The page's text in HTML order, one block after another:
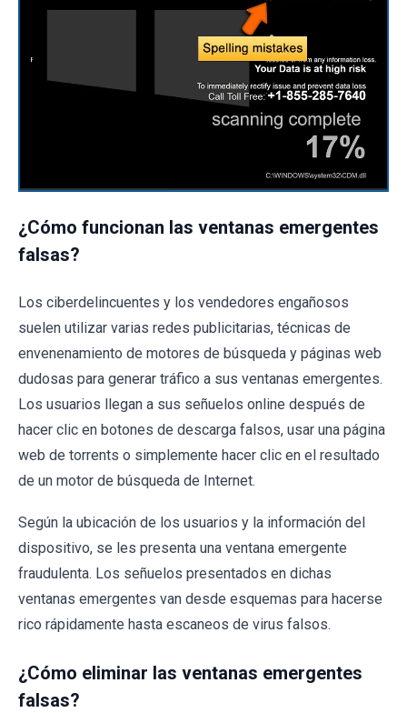
¿Cómo funcionan las ventanas emergentes
falsas?
Los ciberdelincuentes y los vendedores engañosos
suelen utilizar varias redes publicitarias, técnicas de
envenenamiento de motores de búsqueda y páginas web
dudosas para generar tráfico a sus ventanas emergentes.
Los usuarios llegan a sus señuelos online después de
hacer clic en botones de descarga falsos, usar una página
web de torrents o simplemente hacer clic en el resultado
de un motor de búsqueda de Internet.
Según la ubicación de los usuarios y la información del
dispositivo, se les presenta una ventana emergente
fraudulenta. Los señuelos presentados en dichas
ventanas emergentes van desde esquemas para hacerse
rico rápidamente hasta escaneos de virus falsos.
¿Cómo eliminar las ventanas emergentes
falsas?